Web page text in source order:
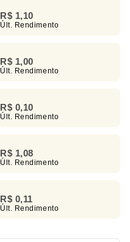
R$ 1,10
Últ. Rendimento
R$ 1,00
Últ. Rendimento
R$ 0,10
Últ. Rendimento
R$ 1,08
Últ. Rendimento
R$ 0,11
Últ. Rendimento